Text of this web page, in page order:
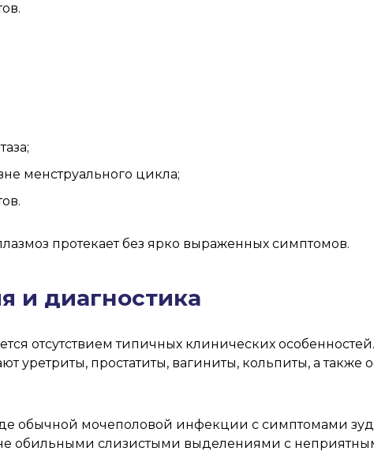
менструального цикла;
протекает без ярко выраженных симптомов.
и диагностика
отсутствием типичных клинических
уретриты, простатиты, вагиниты, кольпиты, а также
обычной мочеполовой инфекции с симптомами
обильными слизистыми выделениями с